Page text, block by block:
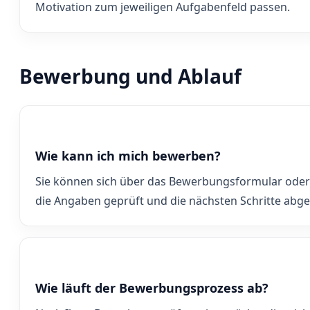
Motivation zum jeweiligen Aufgabenfeld passen.
Bewerbung und Ablauf
Wie kann ich mich bewerben?
Sie können sich über das Bewerbungsformular
die Angaben geprüft und die nächsten Schritte
Wie läuft der Bewerbungsprozess ab?